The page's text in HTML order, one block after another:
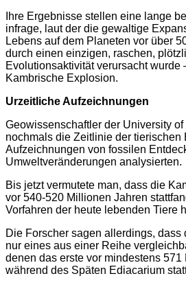
Ihre Ergebnisse stellen eine lange
infrage, laut der die gewaltige
Lebens auf dem Planeten vor über
durch einen einzigen, raschen,
Evolutionsaktivität verursacht wurde
Kambrische Explosion.
Urzeitliche Aufzeichnungen
Geowissenschaftler der University
nochmals die Zeitlinie der tierischen
Aufzeichnungen von fossilen
Umweltveränderungen analysierten.
Bis jetzt vermutete man, dass die
vor 540-520 Millionen Jahren
Vorfahren der heute lebenden Tiere
Die Forscher sagen allerdings,
nur eines aus einer Reihe
denen das erste vor mindestens
während des Späten Ediacarium